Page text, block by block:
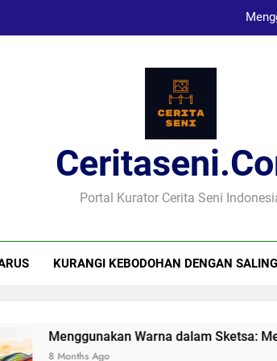
Seni Visual dan
Karya
Portal Kurator Cerita Seni
KURANGI KEBODOHAN DENGAN
Menggunakan Warna dalam Sketsa:
8 Months Ago